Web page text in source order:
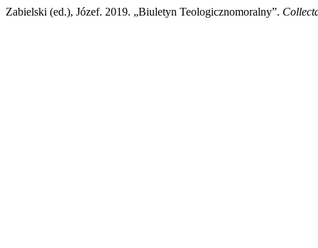
Zabielski (ed.), Józef. 2019. „Biuletyn Teologicznomoralny”.